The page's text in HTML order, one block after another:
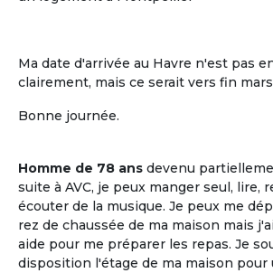
Ma date d'arrivée au Havre n'est pas
clairement, mais ce serait vers fin
Bonne journée.
Homme de 78 ans devenu
suite à AVC, je peux manger seul, lire,
écouter de la musique. Je peux me
rez de chaussée de ma maison mais
aide pour me préparer les repas. Je
disposition l'étage de ma maison pour
L'ouverture sur le voisinage,
les ressources de